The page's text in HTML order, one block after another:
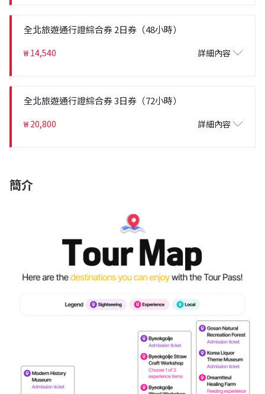
全北旅遊通行證綜合券 2日券（48小時）
₩ 14,540 詳細內容
全北旅遊通行證綜合券 3日券（72小時）
₩ 20,800 詳細內容
簡介